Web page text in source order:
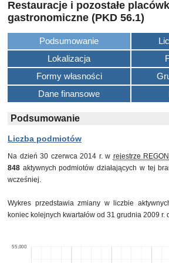
Restauracje i pozostałe
gastronomiczne (PKD 56.1)
Podsumowanie
Lokalizacja
Formy własności
Dane finansowe
Podsumowanie
Liczba podmiotów
Na dzień 30 czerwca 2014 r. w rejestrze REGON
848 aktywnych podmiotów działających w tej
wcześniej.
Wykres przedstawia zmiany w liczbie
koniec kolejnych kwartałów od 31 grudnia 2009 r.
55,000